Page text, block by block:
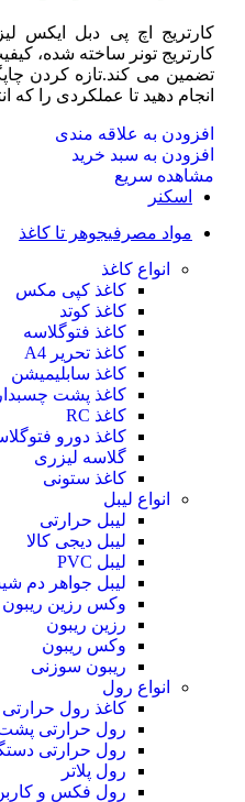
کارتریج تونر ساخته شده،
تضمین می کند.تازه کردن
انجام دهید تا عملکردی را که
افزودن به علاقه مندی
افزودن به سبد خرید
مشاهده سریع
اسکنر
مواد مصرفیجوهر تا کاغذ
انواع کاغذ
کاغذ کپی مکس
کاغذ کوتد
کاغذ فتوگلاسه
کاغذ تحریر A4
کاغذ سابلیمیشن
کاغذ پشت چسبدار
کاغذ RC
کاغذ دورو
گلاسه لیزری
کاغذ ستونی
انواع لیبل
لیبل حرارتی
لیبل دیجی کالا
لیبل PVC
لیبل جواهر دم
وکس رزین ریبون
رزین ریبون
وکس ریبون
ریبون سوزنی
انواع رول
کاغذ رول حرارتی
رول حرارتی پشت
رول حرارتی
رول پلاتر
رول فکس و